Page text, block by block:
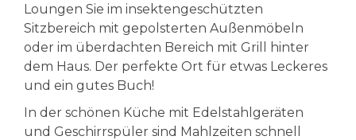
Loungen Sie im insektengeschützten
Sitzbereich mit gepolsterten Außenmöbeln
oder im überdachten Bereich mit Grill hinter
dem Haus. Der perfekte Ort für etwas Leckeres
und ein gutes Buch!
In der schönen Küche mit Edelstahlgeräten
und Geschirrspüler sind Mahlzeiten schnell